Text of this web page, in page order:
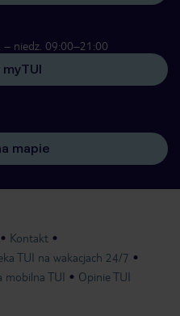
niedz. 09:00–21:00
mapie
Kontakt
TUI na wakacjach 24/7
mobilna TUI Opinie TUI